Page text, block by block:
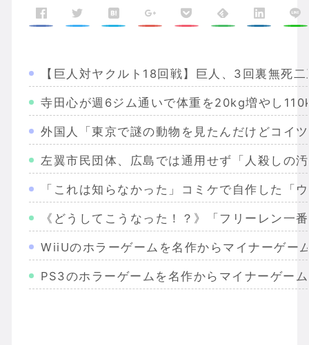
【巨人対ヤクルト18回戦】巨人、3回裏無死
寺田心が週6ジム通いで体重を20kg増やし
外国人「東京で謎の動物を見たんだけどコイ
左翼市民団体、広島では通用せず「人殺しの
「これは知らなかった」コミケで自作した
《どうしてこうなった！？》「フリーレン
WiiUのホラーゲームを名作からマイナーゲー
PS3のホラーゲームを名作からマイナーゲー